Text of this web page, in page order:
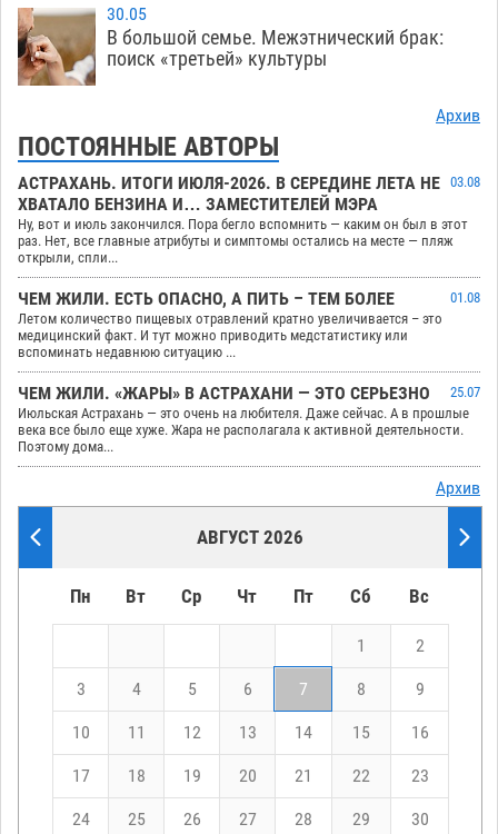
30.05
В большой семье. Межэтнический брак:
поиск «третьей» культуры
Архив
ПОСТОЯННЫЕ АВТОРЫ
АСТРАХАНЬ. ИТОГИ ИЮЛЯ-2026. В СЕРЕДИНЕ ЛЕТА НЕ
ХВАТАЛО БЕНЗИНА И… ЗАМЕСТИТЕЛЕЙ МЭРА
03.08
Ну, вот и июль закончился. Пора бегло вспомнить — каким он был в этот
раз. Нет, все главные атрибуты и симптомы остались на месте — пляж
открыли, спли...
ЧЕМ ЖИЛИ. ЕСТЬ ОПАСНО, А ПИТЬ – ТЕМ БОЛЕЕ
01.08
Летом количество пищевых отравлений кратно увеличивается – это
медицинский факт. И тут можно приводить медстатистику или
вспоминать недавнюю ситуацию ...
ЧЕМ ЖИЛИ. «ЖАРЫ» В АСТРАХАНИ — ЭТО СЕРЬЕЗНО
25.07
Июльская Астрахань — это очень на любителя. Даже сейчас. А в прошлые
века все было еще хуже. Жара не располагала к активной деятельности.
Поэтому дома...
Архив
АВГУСТ 2026
Пн Вт Ср Чт Пт Сб Вс
1 2
3 4 5 6 7 8 9
10 11 12 13 14 15 16
17 18 19 20 21 22 23
24 25 26 27 28 29 30